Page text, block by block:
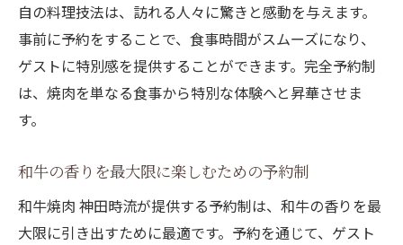
自の料理技法は、訪れる人々に驚きと感動を与えます。
事前に予約をすることで、食事時間がスムーズになり、
ゲストに特別感を提供することができます。完全予約制
は、焼肉を単なる食事から特別な体験へと昇華させま
す。
和牛の香りを最大限に楽しむための予約制
和牛焼肉 神田時流が提供する予約制は、和牛の香りを最
大限に引き出すために最適です。予約を通じて、ゲスト